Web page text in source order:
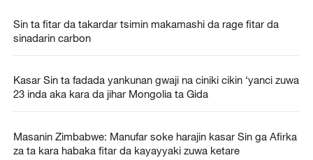
Sin ta fitar da takardar tsimin makamashi da rage fitar da
sinadarin carbon
Kasar Sin ta fadada yankunan gwaji na ciniki cikin ‘yanci zuwa
23 inda aka kara da jihar Mongolia ta Gida
Masanin Zimbabwe: Manufar soke harajin kasar Sin ga Afirka
za ta kara habaka fitar da kayayyaki zuwa ketare